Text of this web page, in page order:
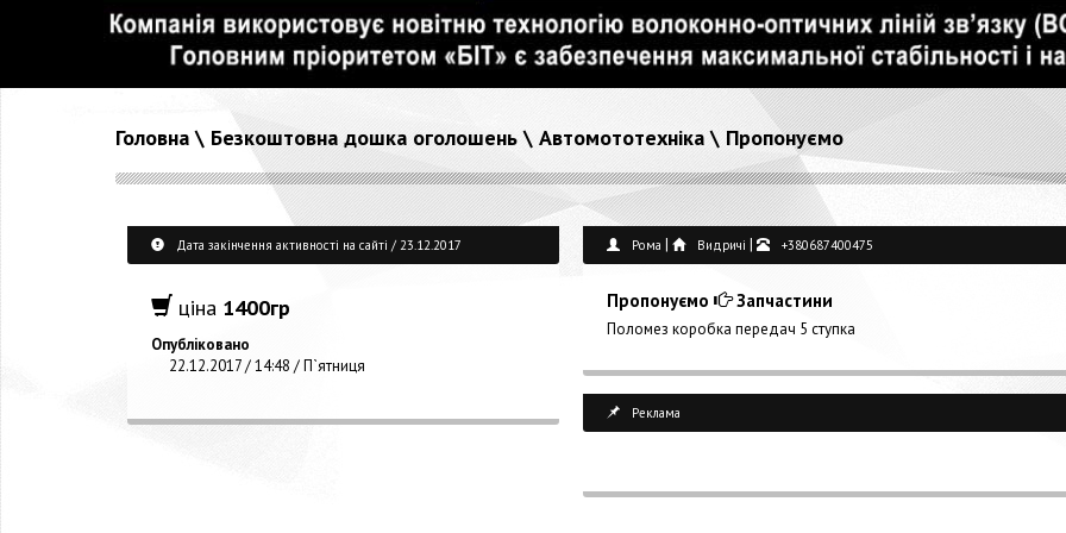
Головна\ Безкоштовна дошка оголошень\ Автомототехніка\ Пропонуємо
Дата закінчення активності на сайті / 23.12.2017
ціна 1400гр
Опубліковано
22.12.2017 / 14:48 / П`ятниця
Рома | Видричі | +380687400475
Пропонуємо Запчастини
Поломез коробка передач 5 ступка
Реклама